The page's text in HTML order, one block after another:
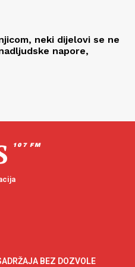
neki dijelovi se ne
napore,
107 FM
BEZ DOZVOLE